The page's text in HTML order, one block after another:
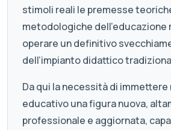
stimoli reali le premesse
metodologiche dell’educazione
operare un definitivo
dell’impianto didattico
Da qui la necessità di
educativo una figura nuova,
professionale e aggiornata,